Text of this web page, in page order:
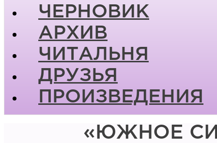
ЧЕРНОВИК
АРХИВ
ЧИТАЛЬНЯ
ДРУЗЬЯ
ПРОИЗВЕДЕНИЯ
«ЮЖНОЕ